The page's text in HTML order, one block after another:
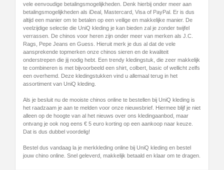
vele eenvoudige betalingsmogelijkheden. Denk hierbij onder meer aan
betalingsmogelijkheden als iDeal, Mastercard, Visa of PayPal. Er is dus
altijd een manier om te betalen op een veilige en makkelijke manier. De
veelzijdige selectie die UniQ kleding je kan bieden zal je zonder twijfel
verrassen. De chinos voor heren zijn onder meer van merken als J.C.
Rags, Pepe Jeans en Guess. Hieruit merk je dus al dat de vele
aansprekende topmerken onze chinos sieren en de kwaliteit
onderstrepen die jij nodig hebt. Een trendy kledingstuk, die zeer makkelijk
te combineren is met bijvoorbeeld een shirt, colbert, basic of wellicht zelfs
een overhemd. Deze kledingstukken vind u allemaal terug in het
assortiment van UniQ kleding.
Als je besluit nu de mooiste chinos online te bestellen bij UniQ kleding is
het raadzaam je aan te melden voor onze nieuwsbrief. Hiermee blijf je niet
alleen op de hoogte van al het nieuws over ons kledingaanbod, maar
ontvang je ook nog eens € 5 euro korting op een aankoop naar keuze.
Dat is dus dubbel voordelig!
Bestel dus vandaag la je merkkleding online bij UniQ kleding en bestel
jouw chino online. Snel geleverd, makkelijk betaald en klaar om te dragen.